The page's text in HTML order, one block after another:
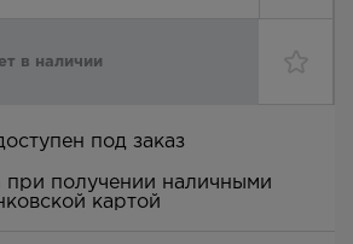
в наличии
под заказ
при получении наличными
картой